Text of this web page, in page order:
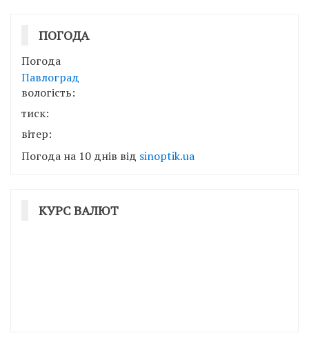
ПОГОДА
Погода
Павлоград
вологість:
тиск:
вітер:
Погода на 10 днів від sinoptik.ua
КУРС ВАЛЮТ